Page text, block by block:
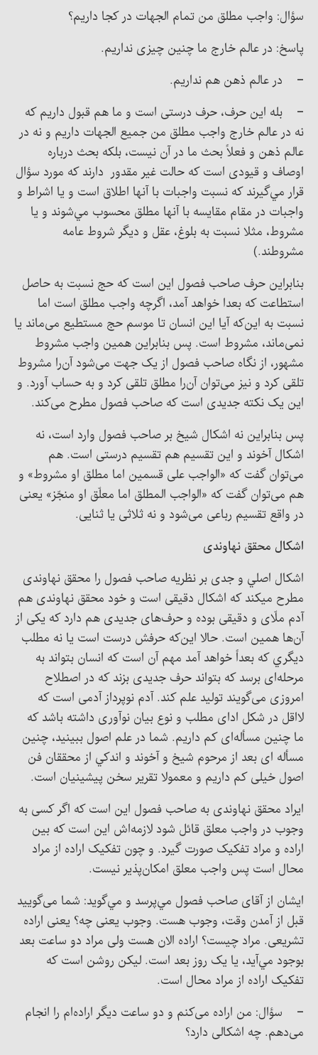
سؤال: واجب مطلق من تمام الجهات در کجا داریم؟
پاسخ: در عالم خارج ما چنین چیزی نداریم.
– در عالم ذهن هم نداریم.
– بله این حرف، حرف درستی است و ما هم قبول داريم که
نه در عالم خارج واجب مطلق من جميع الجهات داريم و نه در
عالم ذهن و فعلاً بحث ما در آن نيست، بلکه بحث درباره
اوصاف و قیودی است که حالت غیر مقدور دارند که مورد سؤال
قرار مي‌گيرند که نسبت واجبات با آنها اطلاق است و يا اشراط و
واجبات در مقام مقايسه با آنها مطلق محسوب مي‌شوند و يا
مشروط، مثلا نسبت به بلوغ، عقل و ديگر شروط عامه
مشروطند.)
بنابراین حرف صاحب فصول این است که حج نسبت به حاصل
استطاعت که بعدا خواهد آمد، اگرچه واجب مطلق است اما
نسبت به این‌که آیا این انسان تا موسم حج مستطیع می‌ماند یا
نمی‌ماند، مشروط است. پس بنابراین همین واجب مشروط
مشهور، از نگاه صاحب فصول از یک جهت می‌شود آن‌را مشروط
تلقی کرد و نيز می‌توان آن‌را مطلق تلقی کرد و به حساب آورد. و
این یک نکته جدیدی است که صاحب فصول مطرح می‌کند.
پس بنابراین نه اشکال شیخ بر صاحب فصول وارد است، نه
اشکال آخوند و این تقسیم هم تقسیم درستی است. هم
می‌‎توان گفت که «الواجب علی قسمین اما مطلق او مشروط» و
هم می‌توان گفت که «الواجب المطلق اما معلّق او منجّز» یعنی
در واقع تقسیم رباعی می‌شود و نه ثلاثی یا ثنایی.
اشکال محقق نهاوندی
اشکال اصلي و جدی بر نظریه صاحب فصول را محقق نهاوندی
مطرح می‎کند که اشکال دقیقی است و خود محقق نهاوندی هم
آدم ملّای و دقیقی بوده و حرف‌های جدیدی هم دارد که یکی از
آن‌ها همین است. حالا این‌که حرفش درست است یا نه مطلب
ديگري که بعداً خواهد آمد مهم آن است که انسان بتواند به
مرحله‌ای برسد که بتواند حرف جدیدی بزند که در اصطلاح
امروزی می‌گویند تولید علم کند. آدم نوپرداز آدمی است که
لااقل در شکل ادای مطلب و نوع بيان نوآوری داشته باشد که
ما چنین مسأله‌ای کم داریم. شما در علم اصول ببینید، چنین
مسأله ای بعد از مرحوم شيخ و آخوند و اندکي از محققان فن
اصول خیلی کم داریم و معمولا تقریر سخن پیشینیان است.
ایراد محقق نهاوندی به صاحب فصول این است که اگر کسی به
وجوب در واجب معلق قائل شود لازمه‌اش این است که بین
اراده و مراد تفکیک صورت گیرد. و چون تفکیک اراده از مراد
محال است پس واجب معلق امکان‌پذیر نیست.
ایشان از آقای صاحب فصول مي‌پرسد و مي‌گويد: شما می‌گویید
قبل از آمدن وقت، وجوب هست. وجوب یعنی چه؟ یعنی اراده
تشریعی. مراد چیست؟ اراده الان هست ولی مراد دو ساعت بعد
بوجود مي‌آيد، یا یک روز بعد است. ليکن روشن است که
تفکیک اراده از مراد محال است.
– سؤال: من اراده می‌کنم و دو ساعت دیگر اراده‌ام را انجام
می‌دهم. چه اشکالی دارد؟